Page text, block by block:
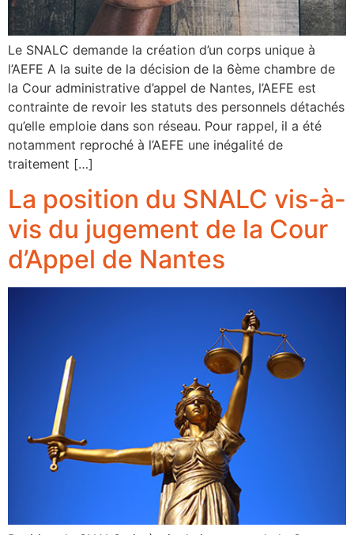
Le SNALC demande la création d’un corps unique à
l’AEFE A la suite de la décision de la 6ème chambre de
la Cour administrative d’appel de Nantes, l’AEFE est
contrainte de revoir les statuts des personnels détachés
qu’elle emploie dans son réseau. Pour rappel, il a été
notamment reproché à l’AEFE une inégalité de
traitement […]
La position du SNALC vis-à-
vis du jugement de la Cour
d’Appel de Nantes